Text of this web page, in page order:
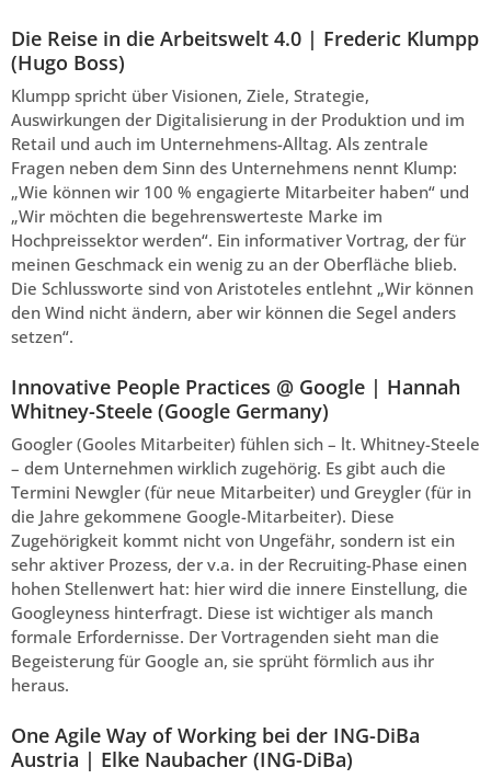
Die Reise in die Arbeitswelt 4.0 | Frederic Klumpp
(Hugo Boss)
Klumpp spricht über Visionen, Ziele, Strategie,
Auswirkungen der Digitalisierung in der Produktion und im
Retail und auch im Unternehmens-Alltag. Als zentrale
Fragen neben dem Sinn des Unternehmens nennt Klump:
„Wie können wir 100 % engagierte Mitarbeiter haben“ und
„Wir möchten die begehrenswerteste Marke im
Hochpreissektor werden“. Ein informativer Vortrag, der für
meinen Geschmack ein wenig zu an der Oberfläche blieb.
Die Schlussworte sind von Aristoteles entlehnt „Wir können
den Wind nicht ändern, aber wir können die Segel anders
setzen“.
Innovative People Practices @ Google | Hannah
Whitney-Steele (Google Germany)
Googler (Gooles Mitarbeiter) fühlen sich – lt. Whitney-Steele
– dem Unternehmen wirklich zugehörig. Es gibt auch die
Termini Newgler (für neue Mitarbeiter) und Greygler (für in
die Jahre gekommene Google-Mitarbeiter). Diese
Zugehörigkeit kommt nicht von Ungefähr, sondern ist ein
sehr aktiver Prozess, der v.a. in der Recruiting-Phase einen
hohen Stellenwert hat: hier wird die innere Einstellung, die
Googleyness hinterfragt. Diese ist wichtiger als manch
formale Erfordernisse. Der Vortragenden sieht man die
Begeisterung für Google an, sie sprüht förmlich aus ihr
heraus.
One Agile Way of Working bei der ING-DiBa
Austria | Elke Naubacher (ING-DiBa)